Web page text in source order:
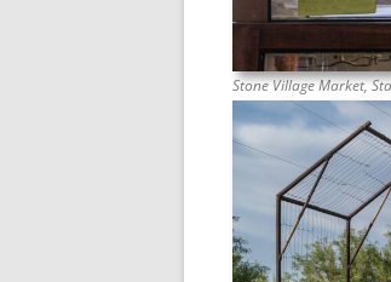
Stone Village Market,